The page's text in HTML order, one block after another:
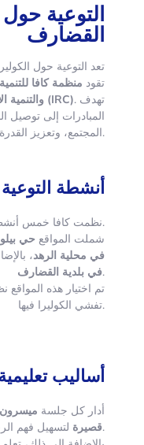
التوعية حول
القضارف
تعد التوعية حول
تقود منظمة كافا للتنمية
والتنمية لجنة الإنقاذ الدولية (IRC). تهدف
المبادرات إلى توصيل
المجتمع، وتعزيز القدرة على الوقاية من المرض.
أنشطة
نظمت كافا خمس أنشطة توعية في مناطق عالية الخطورة.
شملت المواقع حي
في محلية الرهد،
في بلدية القضارف.
تم اختيار هذه المواقع
تفشي الكوليرا فيها.
أساليب
أدار كل جلسة
قصيرةلتسهيل فهم الرسائل الصحية.